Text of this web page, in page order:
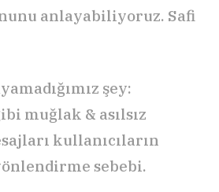
anlayabiliyoruz. Safi
şey:
muğlak & asılsız
kullanıcıların
sebebi.